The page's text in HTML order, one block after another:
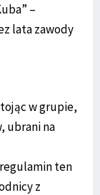
–
lata zawody
w grupie,
ubrani na
ten
z